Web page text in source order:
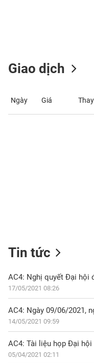
Giao dịch
Ngày Giá
Tin tức
AC4: Nghị quyết Đại hội
17/05/2021 08:26
AC4: Ngày 09/06/2021,
14/05/2021 09:59
AC4: Tài liệu họp Đại
05/04/2021 02:11
CÁ
NHÂN
DOANH
NGHIỆP
CỔ